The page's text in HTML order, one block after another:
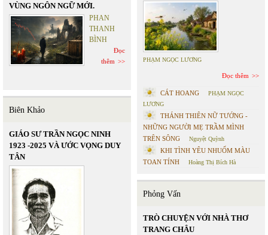
BÁT VỀ HUẾ
Huỳnh Liễu
Ngạn
thêm
Biên Khảo
GIÁO SƯ TRẦN NGỌC NINH
1923 -2025 VÀ ƯỚC VỌNG DUY
TÂN
PHẠM NGỌC LƯƠNG
Đọc thêm
CÁT HOANG
PHẠM NGỌC
LƯƠNG
THÁNH THIÊN NỮ TƯỚNG -
NHỮNG NGƯỜI MẸ TRẦM MÌNH
TRÊN SÔNG
Nguyệt Quỳnh
KHI TÌNH YÊU NHUỐM MÀU
TOAN TÍNH
Hoàng Thị Bích Hà
Phỏng Vấn
TRÒ CHUYỆN VỚI NHÀ THƠ
TRANG CHÂU